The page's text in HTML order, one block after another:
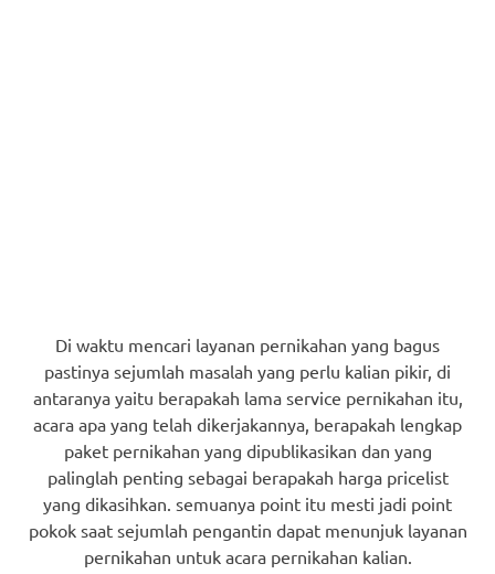
Di waktu mencari layanan pernikahan yang bagus
pastinya sejumlah masalah yang perlu kalian pikir, di
antaranya yaitu berapakah lama service pernikahan itu,
acara apa yang telah dikerjakannya, berapakah lengkap
paket pernikahan yang dipublikasikan dan yang
palinglah penting sebagai berapakah harga pricelist
yang dikasihkan. semuanya point itu mesti jadi point
pokok saat sejumlah pengantin dapat menunjuk layanan
pernikahan untuk acara pernikahan kalian.